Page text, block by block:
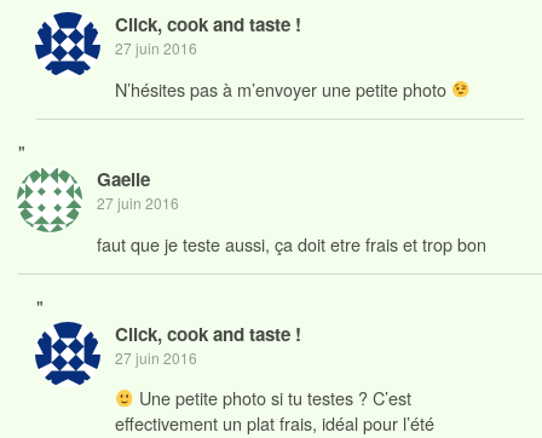
Click, cook and taste !
27 juin 2016
N’hésites pas à m’envoyer une petite photo
"
Gaelle
27 juin 2016
faut que je teste aussi, ça doit etre frais et trop bon
"
Click, cook and taste !
27 juin 2016
Une petite photo si tu testes ? C’est
effectivement un plat frais, idéal pour l’été